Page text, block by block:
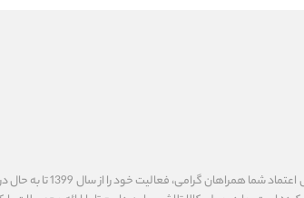
فروشگاه اینترنتی مولی‌کالا، به پاس